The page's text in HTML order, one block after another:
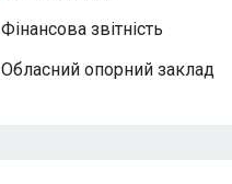
Фінансова звітність
Обласний опорний заклад